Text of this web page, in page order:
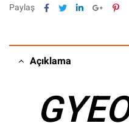
Paylaş Facebook
TwitterLinkedinGoogle+
Açıklama